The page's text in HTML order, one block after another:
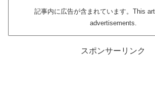
記事内に広告が含まれています。This
advertisements.
スポンサーリンク